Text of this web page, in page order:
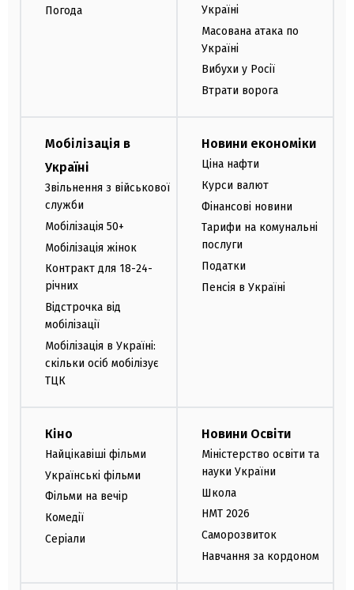
Погода
Україні
Масована атака по
Україні
Вибухи у Росії
Втрати ворога
Мобілізація в
Україні
Звільнення з військової
служби
Мобілізація 50+
Мобілізація жінок
Контракт для 18-24-
річних
Відстрочка від
мобілізації
Мобілізація в Україні:
скільки осіб мобілізує
ТЦК
Новини економіки
Ціна нафти
Курси валют
Фінансові новини
Тарифи на комунальні
послуги
Податки
Пенсія в Україні
Кіно
Найцікавіші фільми
Українські фільми
Фільми на вечір
Комедії
Серіали
Новини Освіти
Міністерство освіти та
науки України
Школа
НМТ 2026
Саморозвиток
Навчання за кордоном